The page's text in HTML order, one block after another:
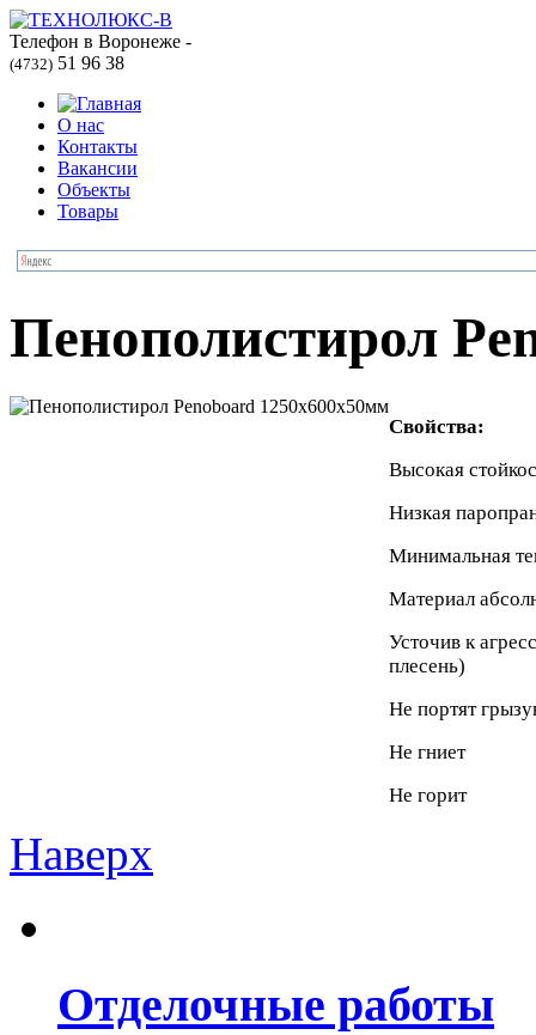
Телефон в Воронеже -
(4732) 51 96 38
О нас
Контакты
Вакансии
Объекты
Товары
Пенополистирол
Свойства:
Высокая
Низкая
Минимальная
Материал
Усточив к
плесень)
Не портят
Не гниет
Не горит
Наверх
Отделочные работы